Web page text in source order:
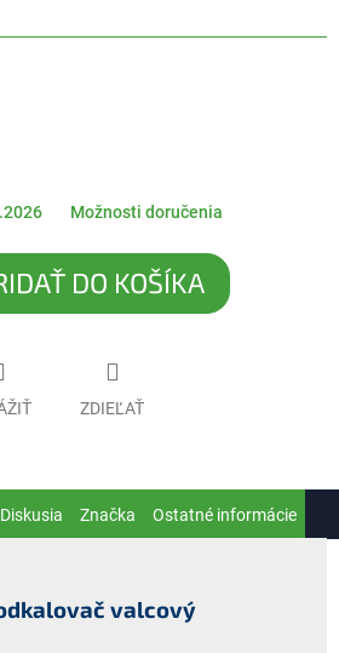
Možnosti doručenia
DO KOŠÍKA
ZDIEĽAŤ
Diskusia Značka Ostatné informácie
valcový